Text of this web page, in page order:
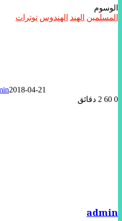
الوسوم
المسلمين الهند الهندوس توترات
2018-04-21
0
2 دقائق
admin